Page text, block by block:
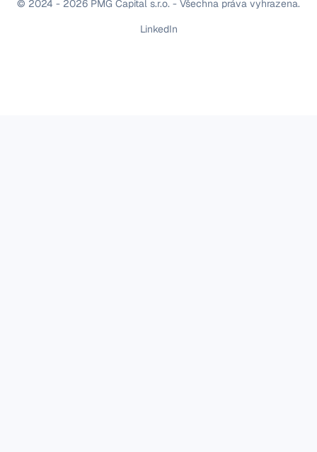
© 2024 - 2026 PMG Capital s.r.o. - Všechna práva vyhrazena.
LinkedIn